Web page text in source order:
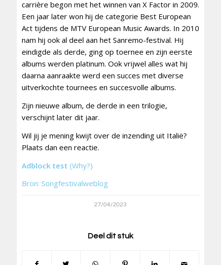
carrière begon met het winnen van X Factor in 2009.
Een jaar later won hij de categorie Best European
Act tijdens de MTV European Music Awards. In 2010
nam hij ook al deel aan het Sanremo-festival. Hij
eindigde als derde, ging op toernee en zijn eerste
albums werden platinum. Ook vrijwel alles wat hij
daarna aanraakte werd een succes met diverse
uitverkochte tournees en succesvolle albums.
Zijn nieuwe album, de derde in een trilogie,
verschijnt later dit jaar.
Wil jij je mening kwijt over de inzending uit Italië?
Plaats dan een reactie.
Adblock test (Why?)
Bron: Songfestivalweblog
27/04/2023
Deel dit stuk